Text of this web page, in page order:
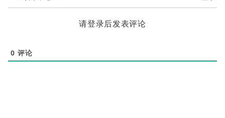
请登录后发表评论
0 评论